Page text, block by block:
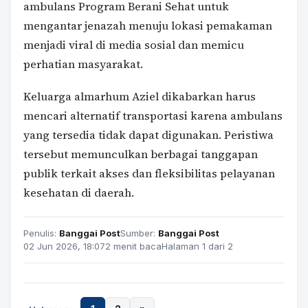
ambulans Program Berani Sehat untuk
mengantar jenazah menuju lokasi pemakaman
menjadi viral di media sosial dan memicu
perhatian masyarakat.
Keluarga almarhum Aziel dikabarkan harus
mencari alternatif transportasi karena ambulans
yang tersedia tidak dapat digunakan. Peristiwa
tersebut memunculkan berbagai tanggapan
publik terkait akses dan fleksibilitas pelayanan
kesehatan di daerah.
Penulis: Banggai PostSumber: Banggai Post
02 Jun 2026, 18:072 menit bacaHalaman 1 dari 2